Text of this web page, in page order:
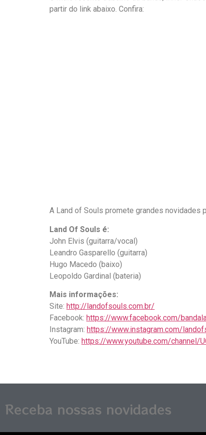
partir do link abaixo. Confira:
A Land of Souls promete grandes novidades
Land Of Souls é:
John Elvis (guitarra/vocal)
Leandro Gasparello (guitarra)
Hugo Macedo (baixo)
Leopoldo Gardinal (bateria)
Mais informações:
Site: http://landofsouls.com.br/
Facebook: https://www.facebook.com/
Instagram: https://www.instagram.com/
YouTube: https://www.youtube.com/channel/
Receba nossas novidades